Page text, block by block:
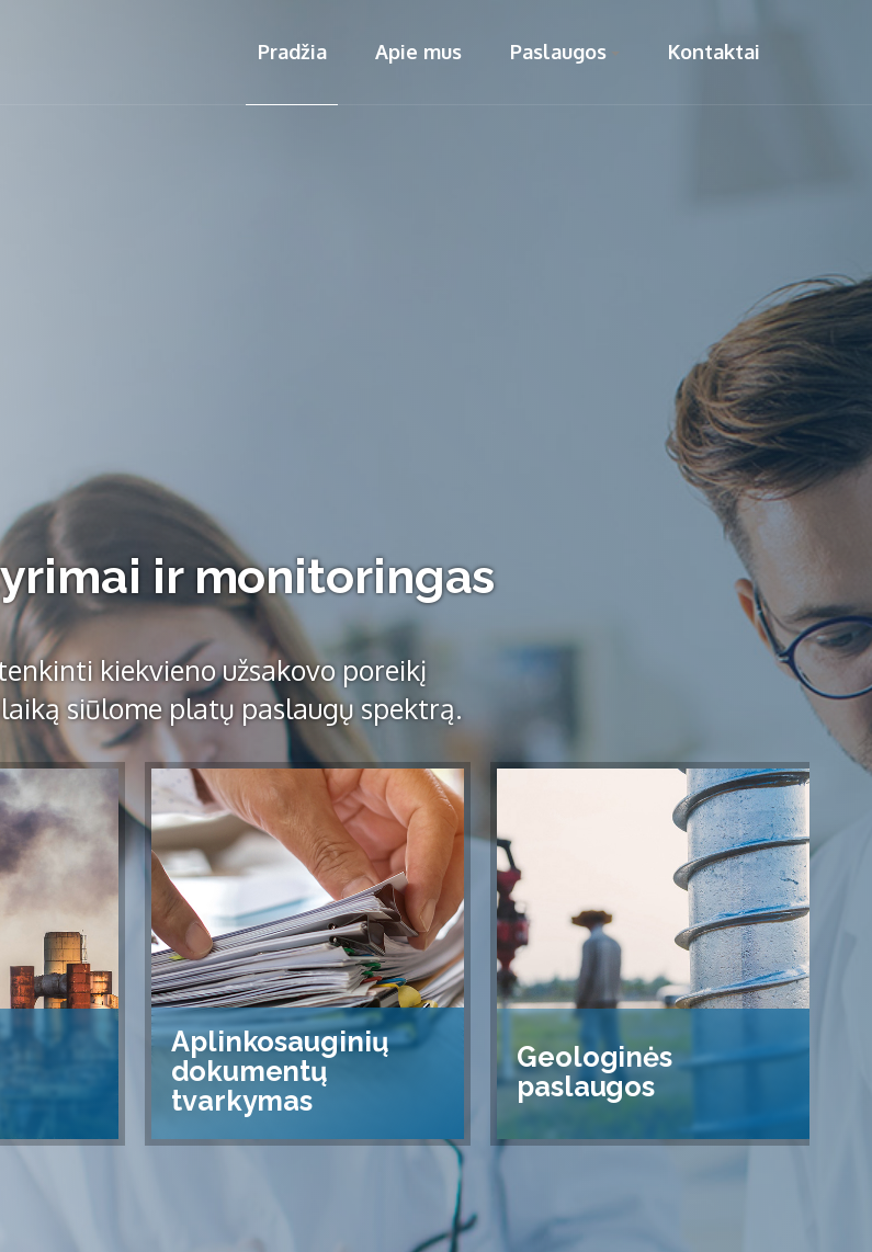
Pradžia Apie mus Paslaugos Kontaktai
ir monitoringas
kiekvieno užsakovo poreikį
siūlome platų paslaugų spektrą.
Aplinkosauginių
dokumentų
tvarkymas
Geologinės
paslaugos